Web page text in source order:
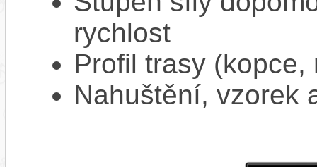
rychlost
Profil trasy
Nahuštění, vzorek